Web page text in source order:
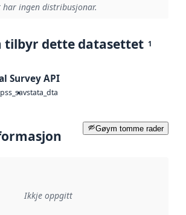
har ingen distribusjonar.
tilbyr dette datasettet 1
Survey API
stata_dta
Gøym tomme rader
Ikkje oppgitt